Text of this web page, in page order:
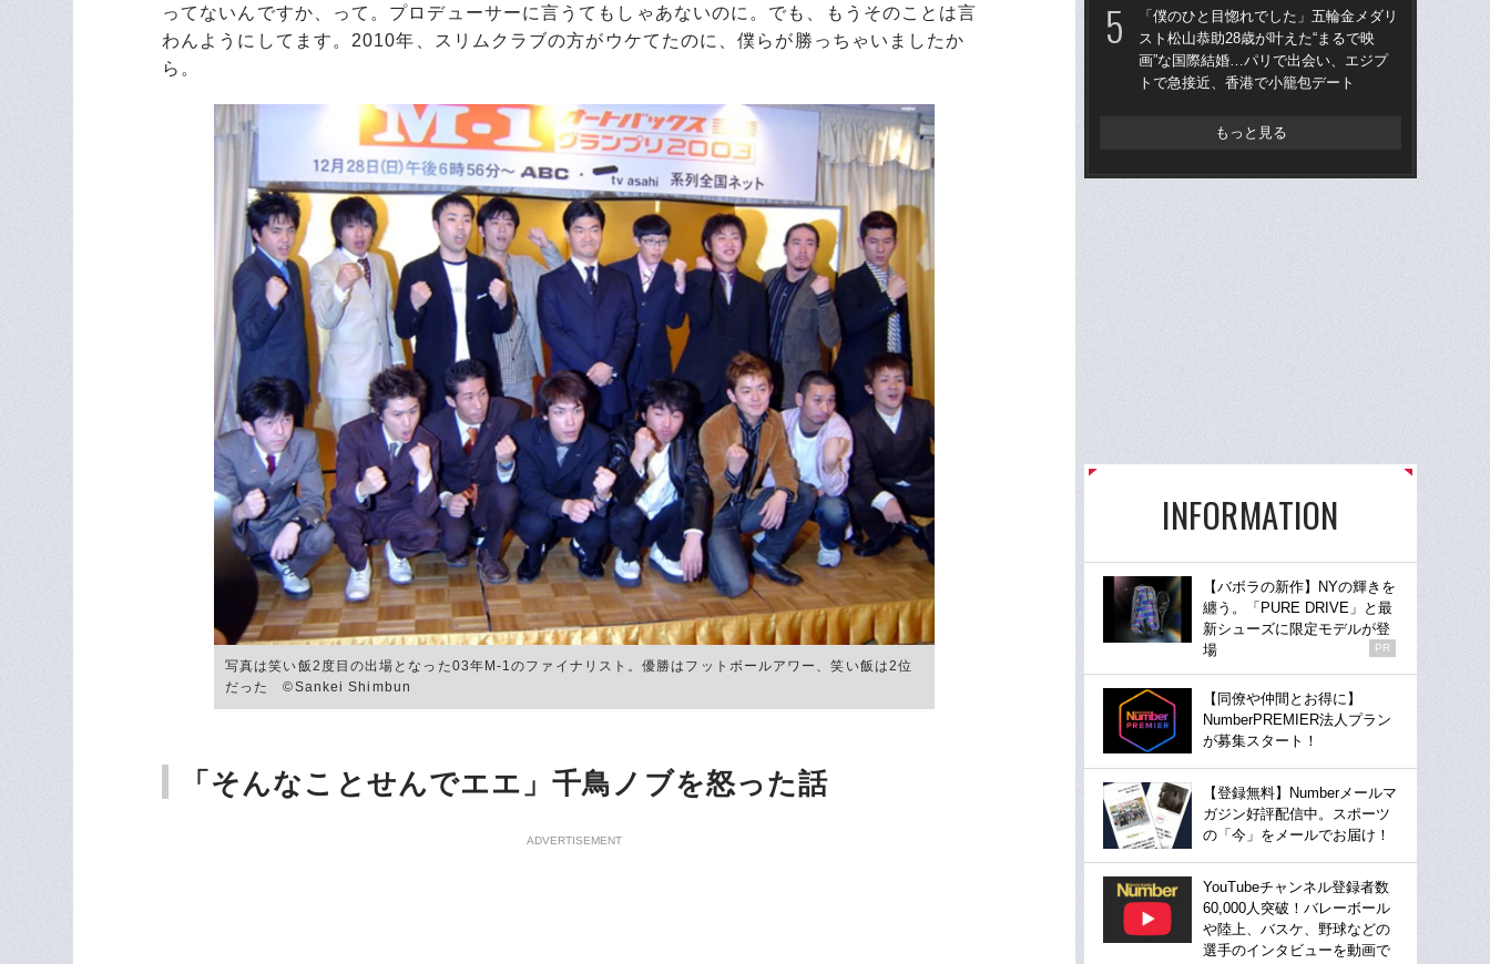
ってないんですか、って。プロデューサーに言うてもしゃあないのに。でも、もうそのことは言
わんようにしてます。2010年、スリムクラブの方がウケてたのに、僕らが勝っちゃいましたか
ら。
写真は笑い飯2度目の出場となった03年M-1のファイナリスト。優勝はフットボールアワー、笑い飯は2位
だった ©Sankei Shimbun
「そんなことせんでエエ」千鳥ノブを怒った話
ADVERTISEMENT
「僕のひと目惚れでした」五輪金メダリ
スト松山恭助28歳が叶えた“まるで映
画”な国際結婚…パリで出会い、エジプ
トで急接近、香港で小籠包デート
もっと見る
INFORMATION
【バボラの新作】NYの輝きを
纏う。「PURE DRIVE」と最
新シューズに限定モデルが登
場
PR
【同僚や仲間とお得に】
NumberPREMIER法人プラン
が募集スタート！
【登録無料】Numberメールマ
ガジン好評配信中。スポーツ
の「今」をメールでお届け！
YouTubeチャンネル登録者数
60,000人突破！バレーボール
や陸上、バスケ、野球などの
選手のインタビューを動画で